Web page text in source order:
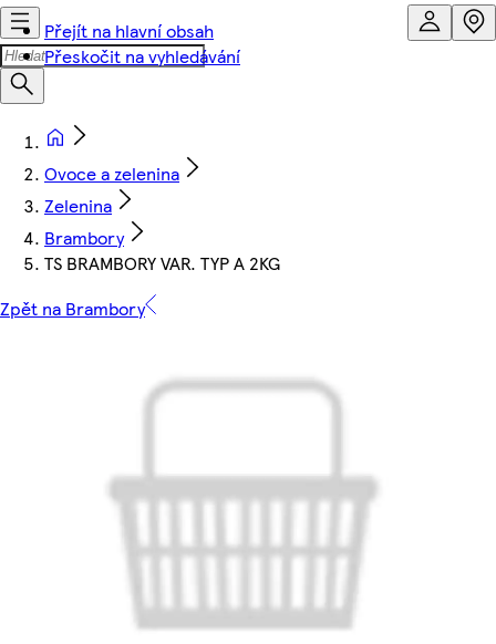
Přejít na hlavní obsah
Přeskočit na vyhledávání
Ovoce a zelenina
Zelenina
Brambory
TS BRAMBORY VAR. TYP A 2KG
Zpět na Brambory